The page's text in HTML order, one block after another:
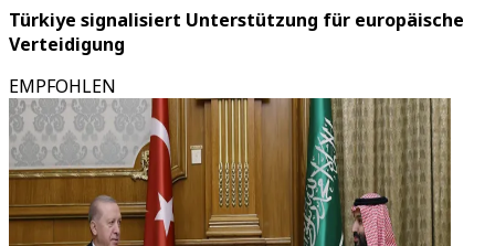
Türkiye signalisiert Unterstützung für europäische
Verteidigung
EMPFOHLEN